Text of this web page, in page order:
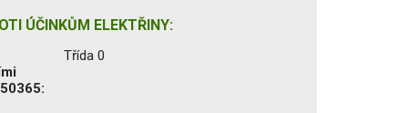
ÚČINKŮM ELEKTŘINY:
Třída 0